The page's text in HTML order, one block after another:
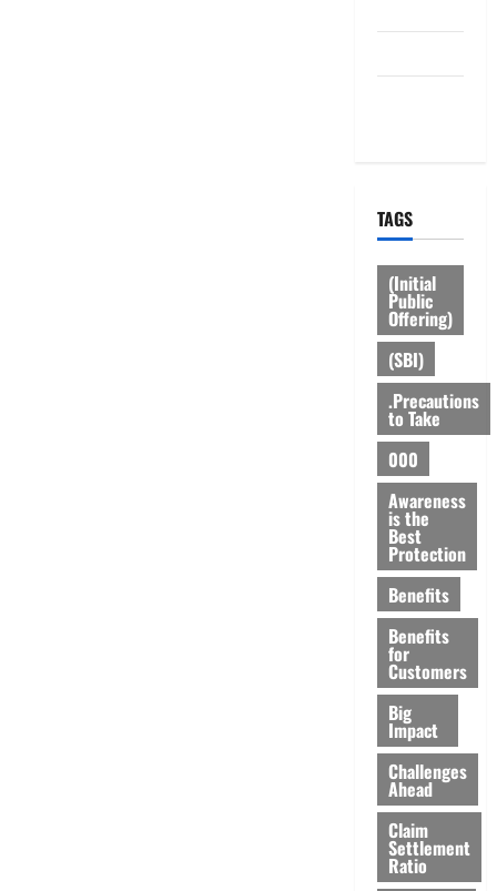
TAGS
(Initial
Public
Offering)
(SBI)
.Precautions
to Take
000
Awareness
is the
Best
Protection
Benefits
Benefits
for
Customers
Big
Impact
Challenges
Ahead
Claim
Settlement
Ratio